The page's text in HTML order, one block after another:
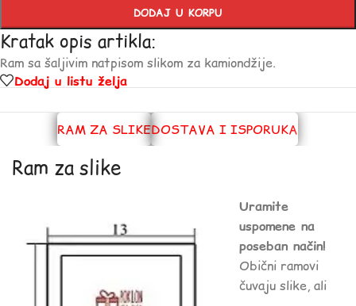
DODAJ U KORPU
Kratak opis artikla:
Ram sa šaljivim natpisom slikom za kamiondžije.
Dodaj u listu želja
RAM ZA SLIKEDOSTAVA I ISPORUKA
Ram za slike
Uramite
uspomene na
poseban način!
Obični ramovi
čuvaju slike, ali